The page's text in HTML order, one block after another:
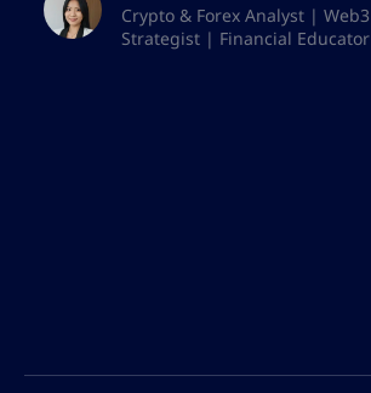
Crypto & Forex Analyst |
Strategist | Financial Educator